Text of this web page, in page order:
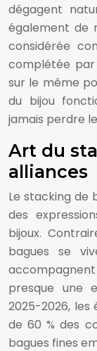
dégagent
également de
considérée
complétée
sur le même
du bijou
jamais perdre
Art du
alliances
Le stacking de
des
bijoux.
bagues se
presque une
2025-2026,
de 60 % des
bagues fines